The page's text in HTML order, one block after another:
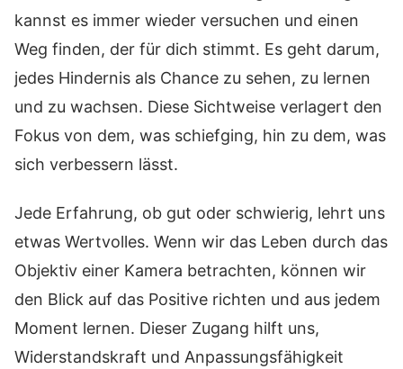
kannst es immer wieder versuchen und einen
Weg finden, der für dich stimmt. Es geht darum,
jedes Hindernis als Chance zu sehen, zu lernen
und zu wachsen. Diese Sichtweise verlagert den
Fokus von dem, was schiefging, hin zu dem, was
sich verbessern lässt.
Jede Erfahrung, ob gut oder schwierig, lehrt uns
etwas Wertvolles. Wenn wir das Leben durch das
Objektiv einer Kamera betrachten, können wir
den Blick auf das Positive richten und aus jedem
Moment lernen. Dieser Zugang hilft uns,
Widerstandskraft und Anpassungsfähigkeit